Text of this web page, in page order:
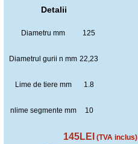
Detalii
Diametru mm 125
Diametrul gurii n mm 22,23
Lime de tiere mm 1.8
nlime segmente mm 10
145LEI (TVA inclus)